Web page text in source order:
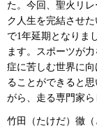
た。今回、聖火リ
ク人生を完結させ
で1年延期となりま
ます。スポーツが
症に苦しむ世界に
ることができると
がら、走る専門家ら
竹田（たけだ）徹